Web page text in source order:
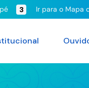
3 Ir para o Mapa